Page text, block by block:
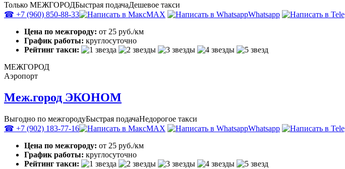
Только МЕЖГОРОДБыстрая подачаДешевое такси
☎ +7 (960) 850-88-33
MAX Whatsapp
Цена по межгороду: от 25 руб./км
График работы: круглосуточно
Рейтинг такси:
МЕЖГОРОД
Аэропорт
Меж.город ЭКОНОМ
Выгодно по межгородуБыстрая подачаНедорогое такси
☎ +7 (902) 183-77-16
MAX Whatsapp
Цена по межгороду: от 25 руб./км
График работы: круглосуточно
Рейтинг такси: